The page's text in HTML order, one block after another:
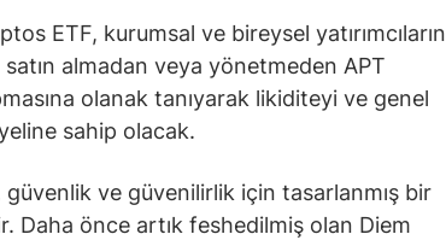
ETF, kurumsal ve bireysel yatırımcıların
almadan veya yönetmeden APT
olanak tanıyarak likiditeyi ve genel
sahip olacak.
ve güvenilirlik için tasarlanmış bir
Daha önce artık feshedilmiş olan Diem